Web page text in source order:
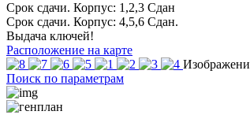
Срок сдачи. Корпус: 1,2,3 Сдан
Срок сдачи. Корпус: 4,5,6 Сдан.
Выдача ключей!
Расположение на карте
Поиск по параметрам